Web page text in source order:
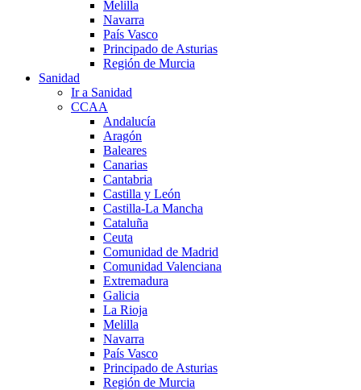
Melilla
Navarra
País Vasco
Principado de Asturias
Región de Murcia
Sanidad
Ir a Sanidad
CCAA
Andalucía
Aragón
Baleares
Canarias
Cantabria
Castilla y León
Castilla-La Mancha
Cataluña
Ceuta
Comunidad de Madrid
Comunidad Valenciana
Extremadura
Galicia
La Rioja
Melilla
Navarra
País Vasco
Principado de Asturias
Región de Murcia